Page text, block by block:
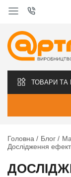
ТОВАРИ ТА
Головна Блог
Дослідження